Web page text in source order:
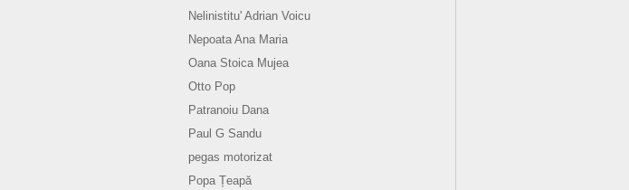
Nelinistitu' Adrian Voicu
Nepoata Ana Maria
Oana Stoica Mujea
Otto Pop
Patranoiu Dana
Paul G Sandu
pegas motorizat
Popa Țeapă